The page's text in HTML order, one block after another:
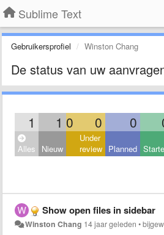
Sublime Text
Gebruikersprofiel Winston Chang
De status van uw
1 1 0 0 0
Alles Nieuw
Under
review Planned
Show open files in sidebar
Winston Chang 14 jaar geleden •